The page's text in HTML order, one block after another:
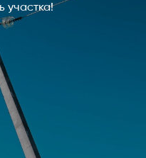
участка!